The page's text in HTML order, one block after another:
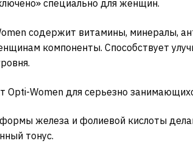
специально для женщин.
содержит витамины, минералы,
компоненты. Способствует
Opti-Women для серьезно
железа и фолиевой кислоты
тонус.